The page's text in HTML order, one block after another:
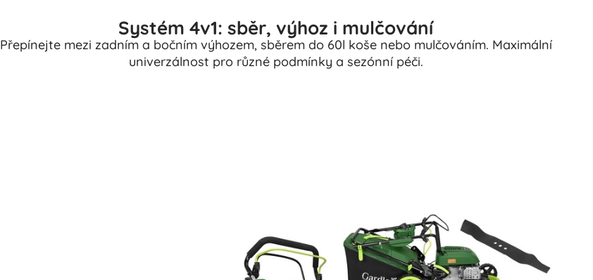
Systém 4v1: sběr, výhoz i mulčování
Přepínejte mezi zadním a bočním výhozem, sběrem do 60l koše nebo mulčováním. Maximální
univerzálnost pro různé podmínky a sezónní péči.